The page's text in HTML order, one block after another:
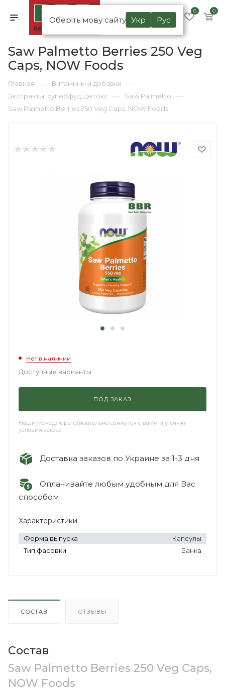
Оберіть мову сайту Укр Рус
0 0
Saw Palmetto Berries 250 Veg
Caps, NOW Foods
Главная — Витамины и добавки —
Экстракты, суперфуд, детокс — Saw Palmetto —
Saw Palmetto Berries 250 Veg Caps, NOW Foods
Нет в наличии
Доступные варианты
ПОД ЗАКАЗ
Наши менеджеры обязательно свяжутся с вами и уточнят
условия заказа
Доставка заказов по Украине за 1-3 дня
Оплачивайте любым удобным для Вас
способом
Характеристики
Форма выпуска
Капсулы
Тип фасовки
Банка
СОСТАВ ОТЗЫВЫ
Состав
Saw Palmetto Berries 250 Veg Caps,
NOW Foods